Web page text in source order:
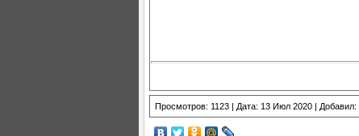
Просмотров: 1123 | Дата: 13 Июл 2020 | Добавил: